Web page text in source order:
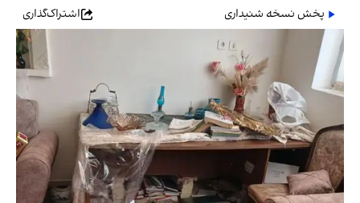
پخش نسخه شنیداری
اشتراک‌گذاری